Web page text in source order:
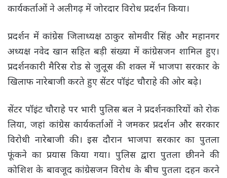
कार्यकर्ताओं ने अलीगढ़ में जोरदार विरोध प्रदर्शन किया।
प्रदर्शन में कांग्रेस जिलाध्यक्ष ठाकुर सोमवीर सिंह और महानगर
अध्यक्ष नवेद खान सहित बड़ी संख्या में कांग्रेसजन शामिल हुए।
प्रदर्शनकारी मैरिस रोड से जुलूस की शक्ल में भाजपा सरकार के
खिलाफ नारेबाजी करते हुए सेंटर पॉइंट चौराहे की ओर बढ़े।
सेंटर पॉइंट चौराहे पर भारी पुलिस बल ने प्रदर्शनकारियों को रोक
लिया, जहां कांग्रेस कार्यकर्ताओं ने जमकर प्रदर्शन और सरकार
विरोधी नारेबाजी की। इस दौरान भाजपा सरकार का पुतला
फूंकने का प्रयास किया गया। पुलिस द्वारा पुतला छीनने की
कोशिश के बावजूद कांग्रेसजन विरोध के बीच पुतला दहन करने